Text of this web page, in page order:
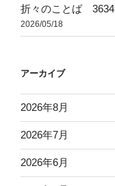
折々のことば 3634
2026/05/18
アーカイブ
2026年8月
2026年7月
2026年6月